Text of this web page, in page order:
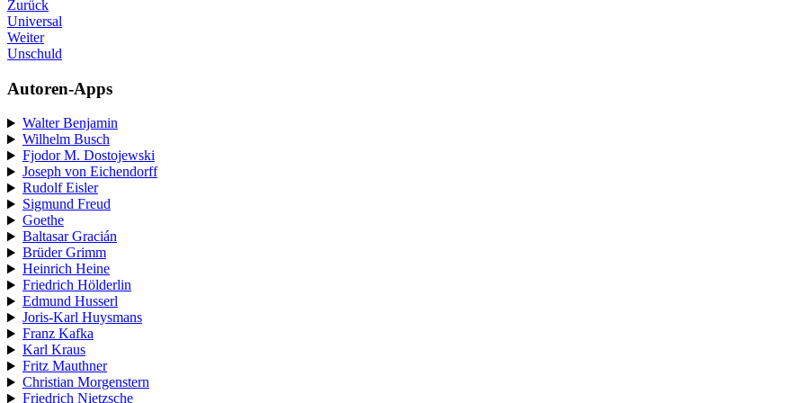
Zurück
Universal
Weiter
Unschuld
Autoren-Apps
Walter Benjamin
Wilhelm Busch
Fjodor M. Dostojewski
Joseph von Eichendorff
Rudolf Eisler
Sigmund Freud
Goethe
Baltasar Gracián
Brüder Grimm
Heinrich Heine
Friedrich Hölderlin
Edmund Husserl
Joris-Karl Huysmans
Franz Kafka
Karl Kraus
Fritz Mauthner
Christian Morgenstern
Friedrich Nietzsche